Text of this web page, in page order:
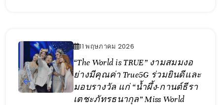
11 พฤษภาคม 2026
“The World is TRUE” งามสมมงอ
ย่างมีคุณค่า True5G ร่วมยินดีและ
มอบรางวัล แก่ “น้ำผึ้ง-กานต์ธีรา
เตชะภัทรธนากุล” Miss World